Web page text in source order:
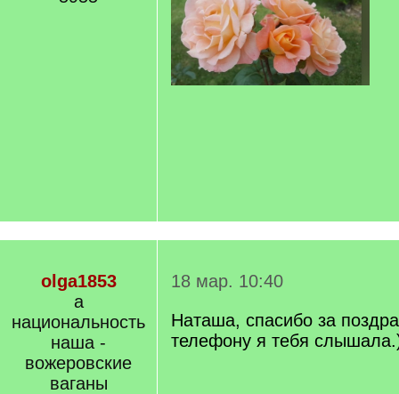
olga1853
а
национальность
наша -
вожеровские
ваганы
18 мар. 10:40
Наташа, спасибо за
телефону я тебя